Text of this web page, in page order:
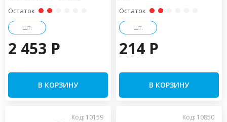
Остаток
шт.
2 453 P
В КОРЗИНУ
Остаток
шт.
214 P
В КОРЗИНУ
Код: 10159 Код: 10850